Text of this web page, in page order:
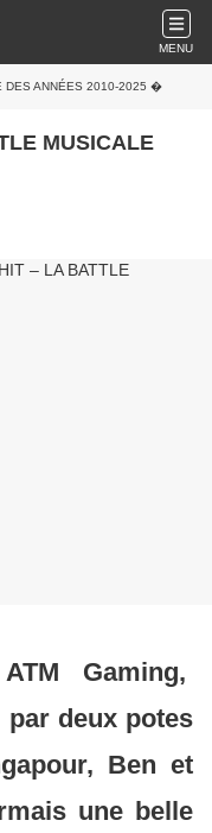
MENU
DES ANNÉES 2010-2025 �
MUSICALE
Gaming,
deux potes
Ben et
une belle